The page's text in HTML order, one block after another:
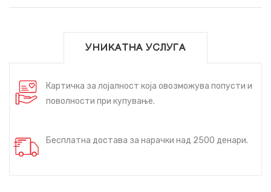
УНИКАТНА УСЛУГА
Картичка за лојалност која овозможува попусти и
поволности при купување.
Бесплатна достава за нарачки над 2500 денари.